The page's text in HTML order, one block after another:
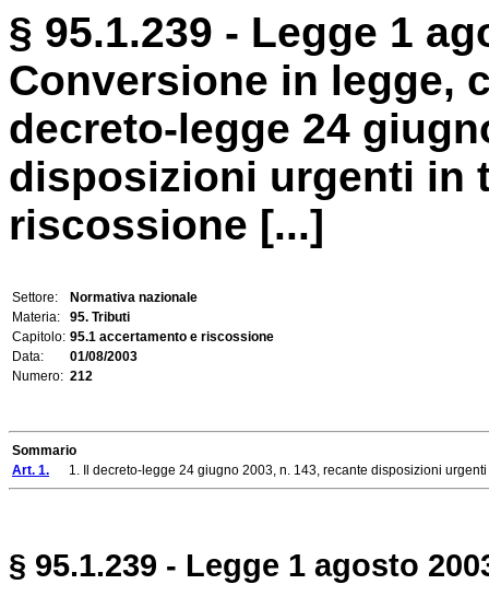
§ 95.1.239 - Legge 1
Conversione in legge,
decreto-legge 24
disposizioni urgenti in
riscossione [...]
Settore:
Normativa nazionale
Materia:
95. Tributi
Capitolo: 95.1 accertamento e riscossione
Data:
01/08/2003
Numero: 212
Sommario
Art. 1. 1. Il decreto-legge 24 giugno 2003, n. 143, recante disposizioni
§ 95.1.239 - Legge 1 agosto